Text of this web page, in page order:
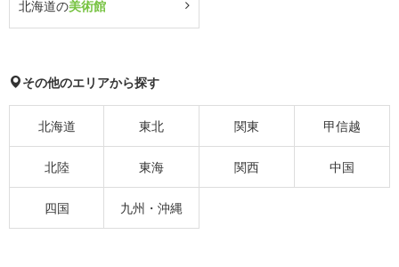
北海道の美術館
その他のエリアから探す
北海道 東北 関東 甲信越
北陸 東海 関西 中国
四国 九州・沖縄